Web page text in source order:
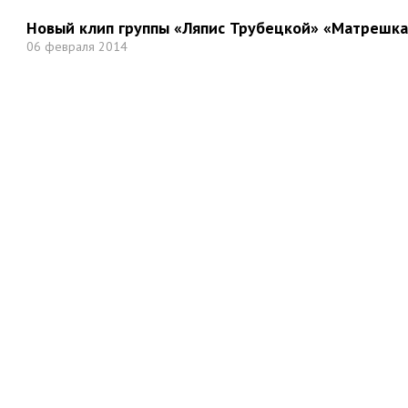
Новый клип группы «Ляпис Трубецкой»
06 февраля 2014